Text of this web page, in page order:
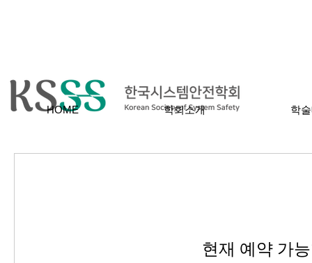
HOME 학회소개 학
현재 예약 가